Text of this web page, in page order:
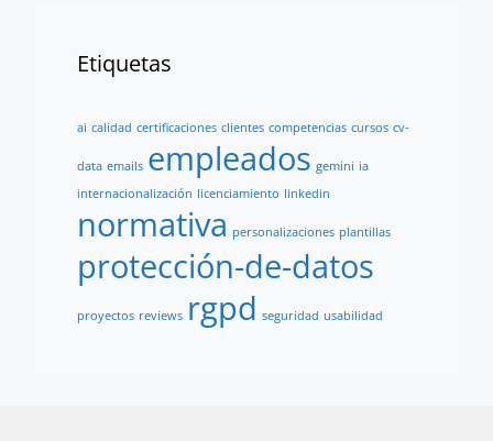
Etiquetas
ai calidad certificaciones clientes competencias cursos cv-
data emails empleados gemini ia
internacionalización licenciamiento linkedin
normativa personalizaciones plantillas
protección-de-datos
proyectos reviews rgpd seguridad usabilidad